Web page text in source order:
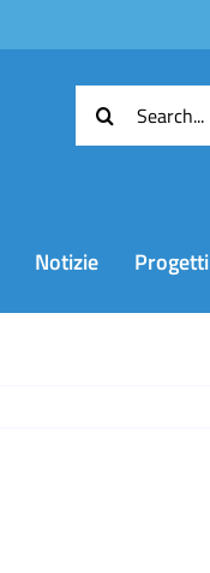
Cerca
per:
Notizie Progetti